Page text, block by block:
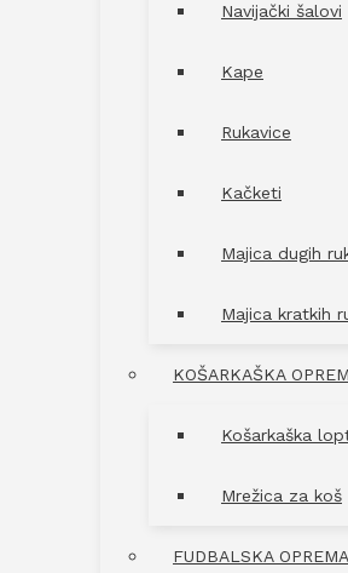
Navijački šalovi
Kape
Rukavice
Kačketi
Majica dugih
Majica kratkih
KOŠARKAŠKA
Košarkaška
Mrežica za koš
FUDBALSKA OPREMA